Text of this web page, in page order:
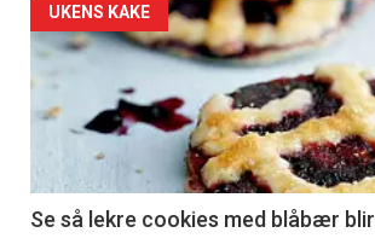
UKENS KAKE
Se så lekre cookies med blåbær blir